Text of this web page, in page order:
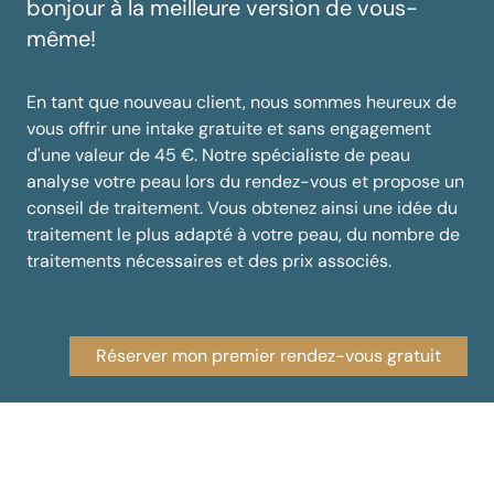
bonjour à la meilleure version de vous-
même!
En tant que nouveau client, nous sommes heureux de
vous offrir une intake gratuite et sans engagement
d'une valeur de 45 €. Notre spécialiste de peau
analyse votre peau lors du rendez-vous et propose un
conseil de traitement. Vous obtenez ainsi une idée du
traitement le plus adapté à votre peau, du nombre de
traitements nécessaires et des prix associés.
Réserver mon premier rendez-vous gratuit